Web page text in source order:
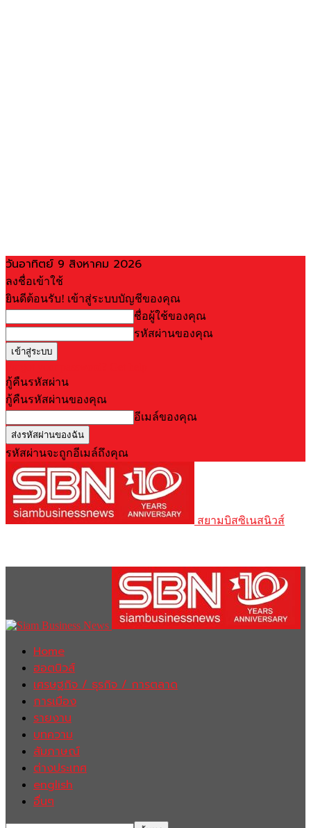
วันอาทิตย์ 9 สิงหาคม 2026
ลงชื่อเข้าใช้
ยินดีต้อนรับ! เข้าสู่ระบบบัญชีของคุณ
ชื่อผู้ใช้ของคุณ
รหัสผ่านของคุณ
กู้คืนรหัสผ่าน
กู้คืนรหัสผ่านของคุณ
อีเมล์ของคุณ
รหัสผ่านจะถูกอีเมล์ถึงคุณ
สยามบิสซิเนสนิวส์
Home
ฮอตนิวส์
เศรษฐกิจ / ธุรกิจ / การตลาด
การเมือง
รายงาน
บทความ
สัมภาษณ์
ต่างประเทศ
english
อื่นๆ